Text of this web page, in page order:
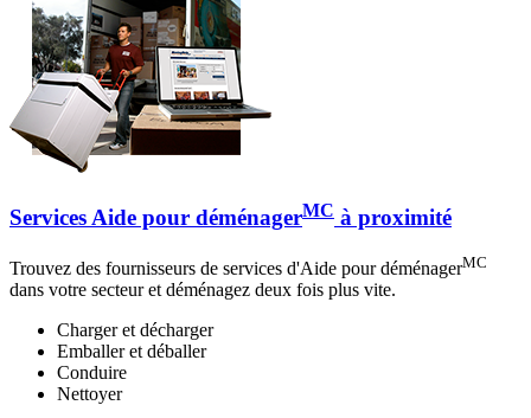
Services Aide pour déménagerMC à proximité
Trouvez des fournisseurs de services d'Aide pour déménagerMC
dans votre secteur et déménagez deux fois plus vite.
Charger et décharger
Emballer et déballer
Conduire
Nettoyer